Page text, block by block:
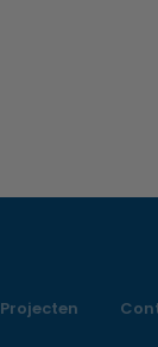
Projecten